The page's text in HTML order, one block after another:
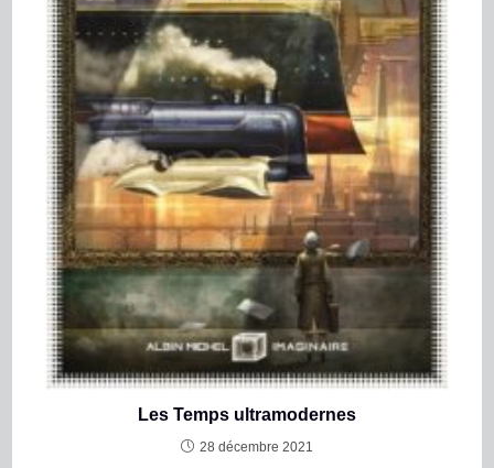
Les Temps ultramodernes
28 décembre 2021